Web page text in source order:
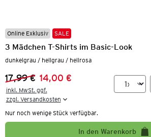
Online Exklusiv SALE
3 Mädchen T-Shirts im Basic-Look
dunkelgrau / hellgrau / hellrosa
Vorheriger Preis:
17,99 €
Neuer Preis:
14,00 €
inkl. MwSt. ggf.
zzgl. Versandkosten
Nur noch wenige Stück verfügbar.
In den Warenkorb